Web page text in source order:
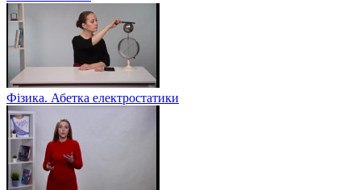
Фізика. Абетка електростатики